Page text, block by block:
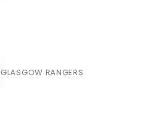
GLASGOW RANGERS